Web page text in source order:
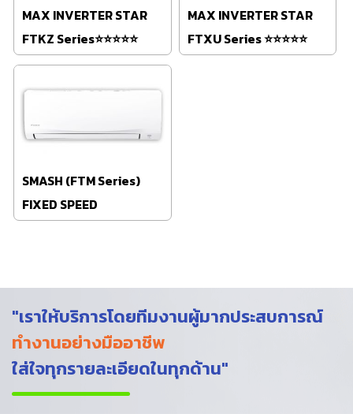
MAX INVERTER STAR
FTKZ Series⭐⭐⭐⭐⭐
MAX INVERTER STAR
FTXU Series ⭐⭐⭐⭐⭐
SMASH (FTM Series)
FIXED SPEED
"เราให้บริการโดยทีมงานผู้มากประสบการณ์
ทำงานอย่างมืออาชีพ
ใส่ใจทุกรายละเอียดในทุกด้าน"